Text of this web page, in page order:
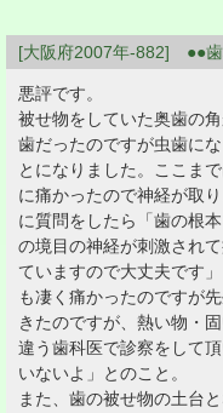
[大阪府2007年-882] ●●
悪評です。
被せ物をしていた奥歯の
歯だったのですが虫歯に
とになりました。ここま
に痛かったので神経が取
に質問をしたら「歯の根
の境目の神経が刺激され
ていますので大丈夫です
も凄く痛かったのですが
きたのですが、熱い物・
違う歯科医で診察をして
いないよ」とのこと。
また、歯の被せ物の土台